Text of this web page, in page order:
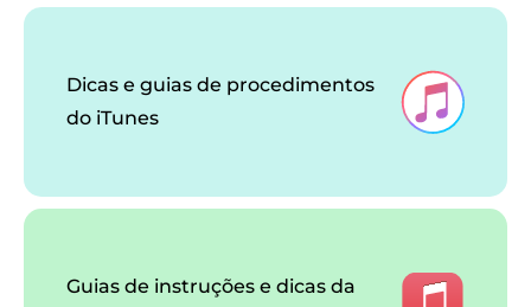
Dicas e guias de procedimentos
do iTunes
Guias de instruções e dicas da